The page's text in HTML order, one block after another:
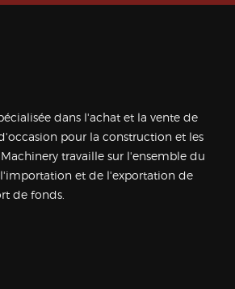
dans l'achat et la vente de
pour la construction et les
travaille sur l'ensemble du
et de l'exportation de
de fonds.